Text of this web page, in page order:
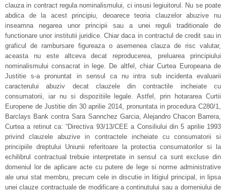
clauza in contract regula nominalismului, ci insusi legiuitorul. Nu se poate
abdica de la acest principiu, deoarece teoria clauzelor abuzive nu
inseamna negarea unor principii sau a unei reguli traditionale de
functionare unor institutii juridice. Chiar daca in contractul de credit sau in
graficul de rambursare figureaza o asemenea clauza de risc valutar,
aceasta nu este altceva decat reproducerea, preluarea principiului
nominalismului consacrat in lege. De altfel, chiar Curtea Europeana de
Justitie s-a pronuntat in sensul ca nu intra sub incidenta evaluarii
caracterului abuziv decat clauzele din contractile incheiate cu
consumatorii, iar nu si dispozitiile legale. Astfel, prin hotararea Curtii
Europene de Justitie din 30 aprilie 2014, pronuntata in procedura C280/1,
Barclays Bank contra Sara Sannchez Garcia, Alejandro Chacon Barrera,
Curtea a retinut ca: “Directiva 93/13/CEE a Consiliului din 5 aprilie 1993
privind clauzele abuzive in contractele incheiate cu consumatorii si
principiile dreptului Uniunii referitoare la protectia consumatorilor si la
echilibrul contractual trebuie interpretate in sensul ca sunt excluse din
domeniul lor de aplicare acte cu putere de lege si norme administrative
ale unui stat membru, precum cele in discutie in litigiul principal, in lipsa
unei clauze contractuale de modificare a continutului sau a domeniului de